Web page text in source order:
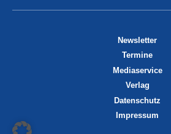
Newsletter
Termine
Mediaservice
Verlag
Datenschutz
Impressum